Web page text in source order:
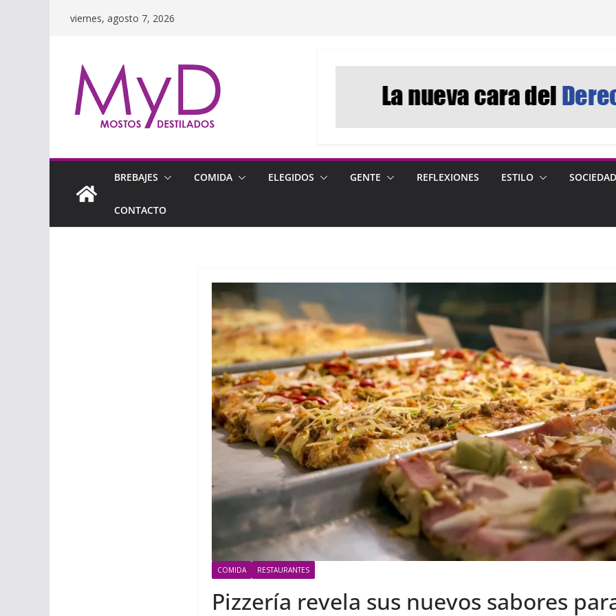
viernes, agosto 7, 2026
BREBAJES COMIDA ELEGIDOS GENTE REFLEXIONES ESTILO SOCIEDAD
CONTACTO
COMIDA RESTAURANTES
Pizzería revela sus nuevos sabores